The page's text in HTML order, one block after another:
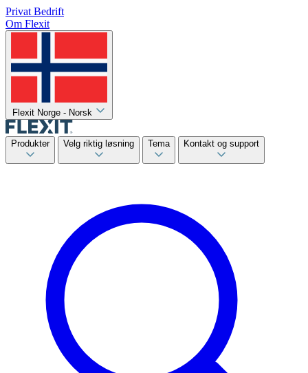
Privat Bedrift
Om Flexit
Flexit Norge - Norsk
Produkter Velg riktig løsning Tema Kontakt og support